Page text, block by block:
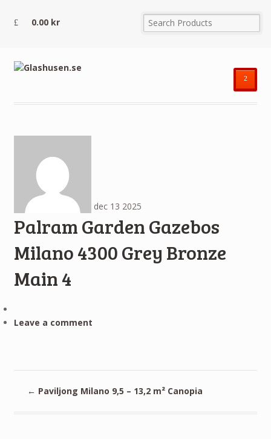
0.00 kr
²
dec 13 2025
Palram Garden Gazebos
Milano 4300 Grey Bronze
Main 4
Leave a comment
← Paviljong Milano 9,5 – 13,2 m² Canopia